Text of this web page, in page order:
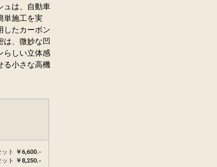
ュは、自動車
単施工を実
したカーボン
は、微妙な凹
らしい立体感
る小さな高機
ト
￥6,600.-
ト ￥8,250.-